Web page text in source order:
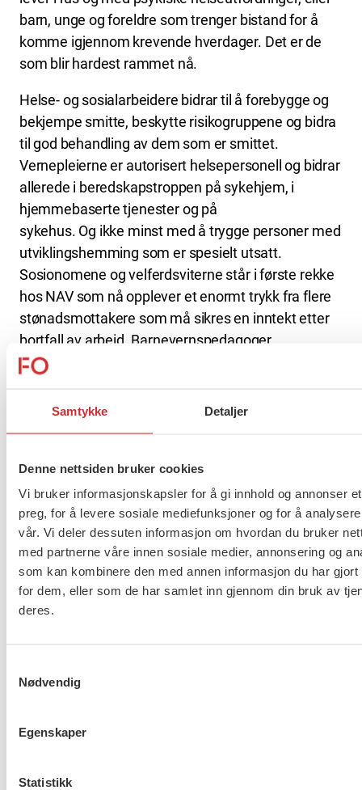
Samtykke Detaljer
Denne nettsiden bruker cookies
Vi bruker informasjonskapsler for å gi innhold og annonser
preg, for å levere sosiale mediefunksjoner og for å
vår. Vi deler dessuten informasjon om hvordan du bruker
med partnerne våre innen sosiale medier, annonsering og
som kan kombinere den med annen informasjon du har gjort
for dem, eller som de har samlet inn gjennom din bruk av
deres.
Nødvendig
Egenskaper
Statistikk
barn, unge og foreldre som trenger bistand for å
komme igjennom krevende hverdager. Det er de
som blir hardest rammet nå.
Helse- og sosialarbeidere bidrar til å forebygge og
bekjempe smitte, beskytte risikogruppene og bidra
til god behandling av dem som er smittet.
Vernepleierne er autorisert helsepersonell og bidrar
allerede i beredskapstroppen på sykehjem, i
hjemmebaserte tjenester og på
sykehus. Og ikke minst med å trygge personer med
utviklingshemming som er spesielt utsatt.
Sosionomene og velferdsviterne står i første rekke
hos NAV som nå opplever et enormt trykk fra flere
stønadsmottakere som må sikres en inntekt etter
bortfall av arbeid. Barnevernspedagoger,
sosionomer og andre ansatte i barnevernet er
innsats for å ivareta sårbare barn og unge.
bidra til større kapasitet i helsevesenet framover.
Bufdir og NAV søker flere medarbeidere med
sosialfaglig kompetanse. Alle som har mulighet
oppfordres til å melde seg til tjeneste. Dette gjelder
også studenter fra profesjonsutdanningene. Vi skal
gjøre vårt for at Norge kommer trygt gjennom
koronakrisen.
jobben du gjør!
Flere saker